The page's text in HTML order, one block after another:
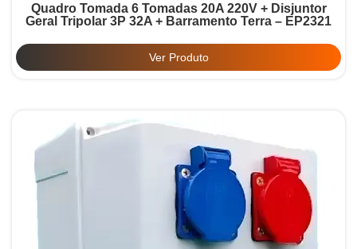
Quadro Tomada 6 Tomadas 20A 220V + Disjuntor
Geral Tripolar 3P 32A + Barramento Terra – EP2321
Ver Produto